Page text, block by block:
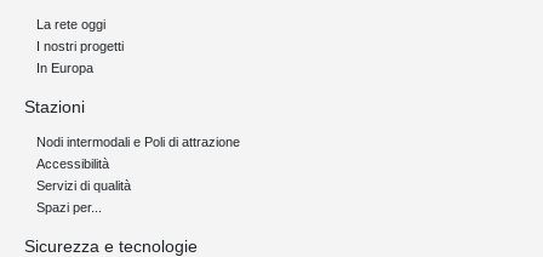
La rete oggi
I nostri progetti
In Europa
Stazioni
Nodi intermodali e Poli di attrazione
Accessibilità
Servizi di qualità
Spazi per...
Sicurezza e tecnologie